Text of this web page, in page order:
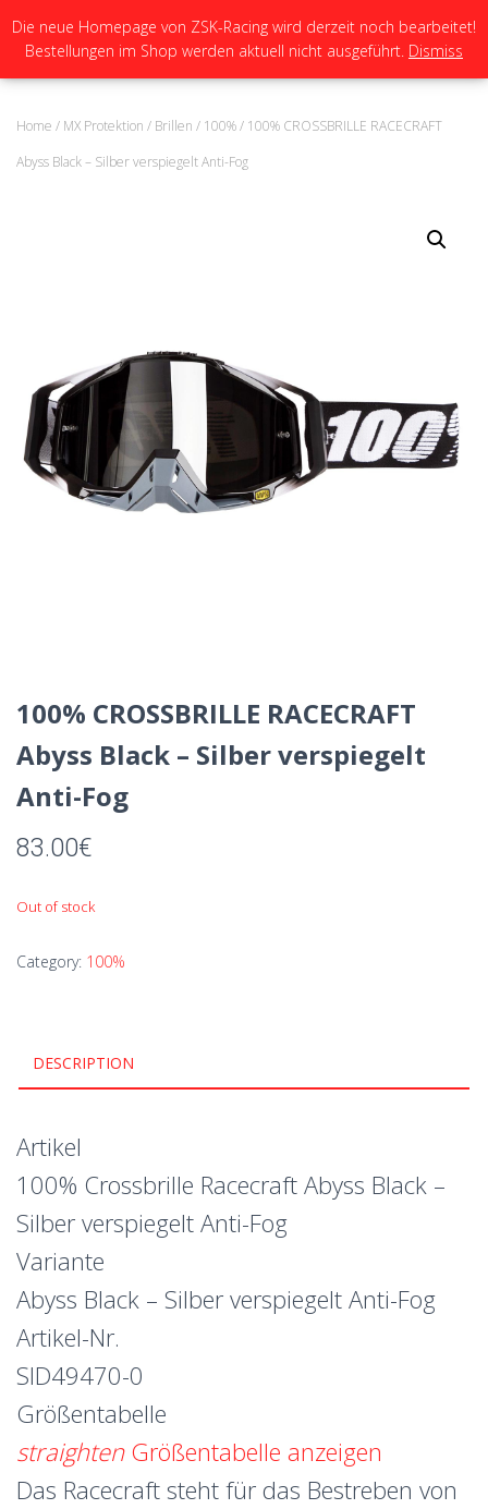
N
A
T
E
N
Home / MX Protektion / Brillen / 100%/ 100% CROSSBRILLE RACECRAFT
Abyss Black – Silber verspiegelt Anti-Fog
100% CROSSBRILLE RACECRAFT
Abyss Black – Silber verspiegelt
Anti-Fog
83.00€
Out of stock
Category: 100%
DESCRIPTION
Artikel
100% Crossbrille Racecraft Abyss Black –
Silber verspiegelt Anti-Fog
Variante
Abyss Black – Silber verspiegelt Anti-Fog
Artikel-Nr.
SID49470-0
Größentabelle
straighten Größentabelle anzeigen
Das Racecraft steht für das Bestreben von
Die neue Homepage von ZSK-Racing wird derzeit noch bearbeitet!
Bestellungen im Shop werden aktuell nicht ausgeführt. Dismiss